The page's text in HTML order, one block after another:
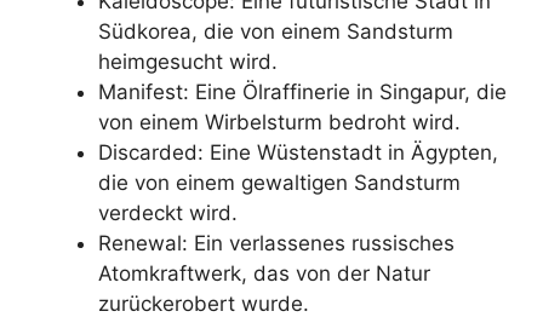
Südkorea, die von einem Sandsturm
heimgesucht wird.
Manifest: Eine Ölraffinerie in Singapur, die
von einem Wirbelsturm bedroht wird.
Discarded: Eine Wüstenstadt in Ägypten,
die von einem gewaltigen Sandsturm
verdeckt wird.
Renewal: Ein verlassenes russisches
Atomkraftwerk, das von der Natur
zurückerobert wurde.